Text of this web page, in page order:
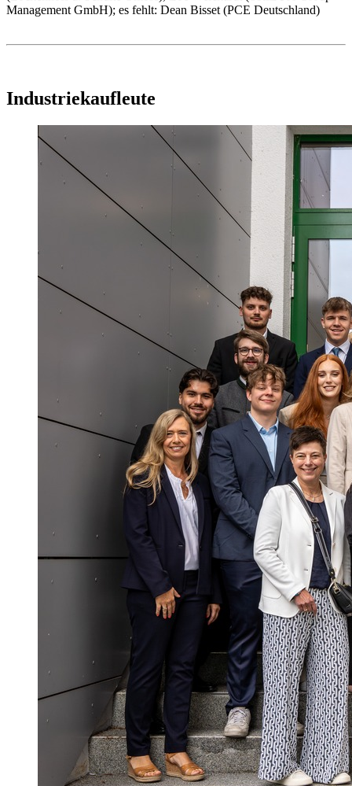
Management GmbH); es fehlt: Dean Bisset (PCE Deutschland)
Industriekaufleute